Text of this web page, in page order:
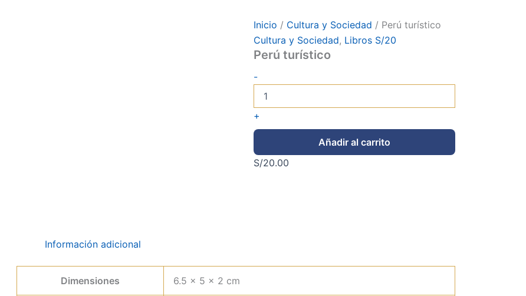
Inicio / Cultura y Sociedad / Perú turístico
Cultura y Sociedad, Libros S/20
Perú turístico
-
+
Añadir al carrito
S/20.00
Información adicional
Dimensiones 6.5 × 5 × 2 cm